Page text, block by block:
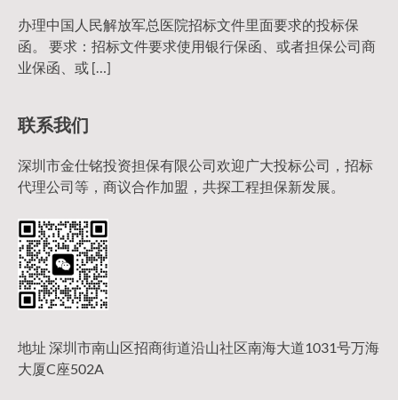
办理中国人民解放军总医院招标文件里面要求的投标保
函。 要求：招标文件要求使用银行保函、或者担保公司商
业保函、或 […]
联系我们
深圳市金仕铭投资担保有限公司欢迎广大投标公司，招标
代理公司等，商议合作加盟，共探工程担保新发展。
地址 深圳市南山区招商街道沿山社区南海大道1031号万海
大厦C座502A